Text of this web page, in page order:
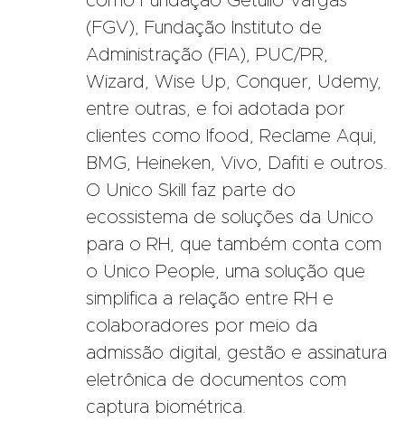
(FGV), Fundação Instituto de
Administração (FIA), PUC/PR,
Wizard, Wise Up, Conquer, Udemy,
entre outras, e foi adotada por
clientes como Ifood, Reclame Aqui,
BMG, Heineken, Vivo, Dafiti e outros.
O Unico Skill faz parte do
ecossistema de soluções da Unico
para o RH, que também conta com
o Unico People, uma solução que
simplifica a relação entre RH e
colaboradores por meio da
admissão digital, gestão e assinatura
eletrônica de documentos com
captura biométrica.